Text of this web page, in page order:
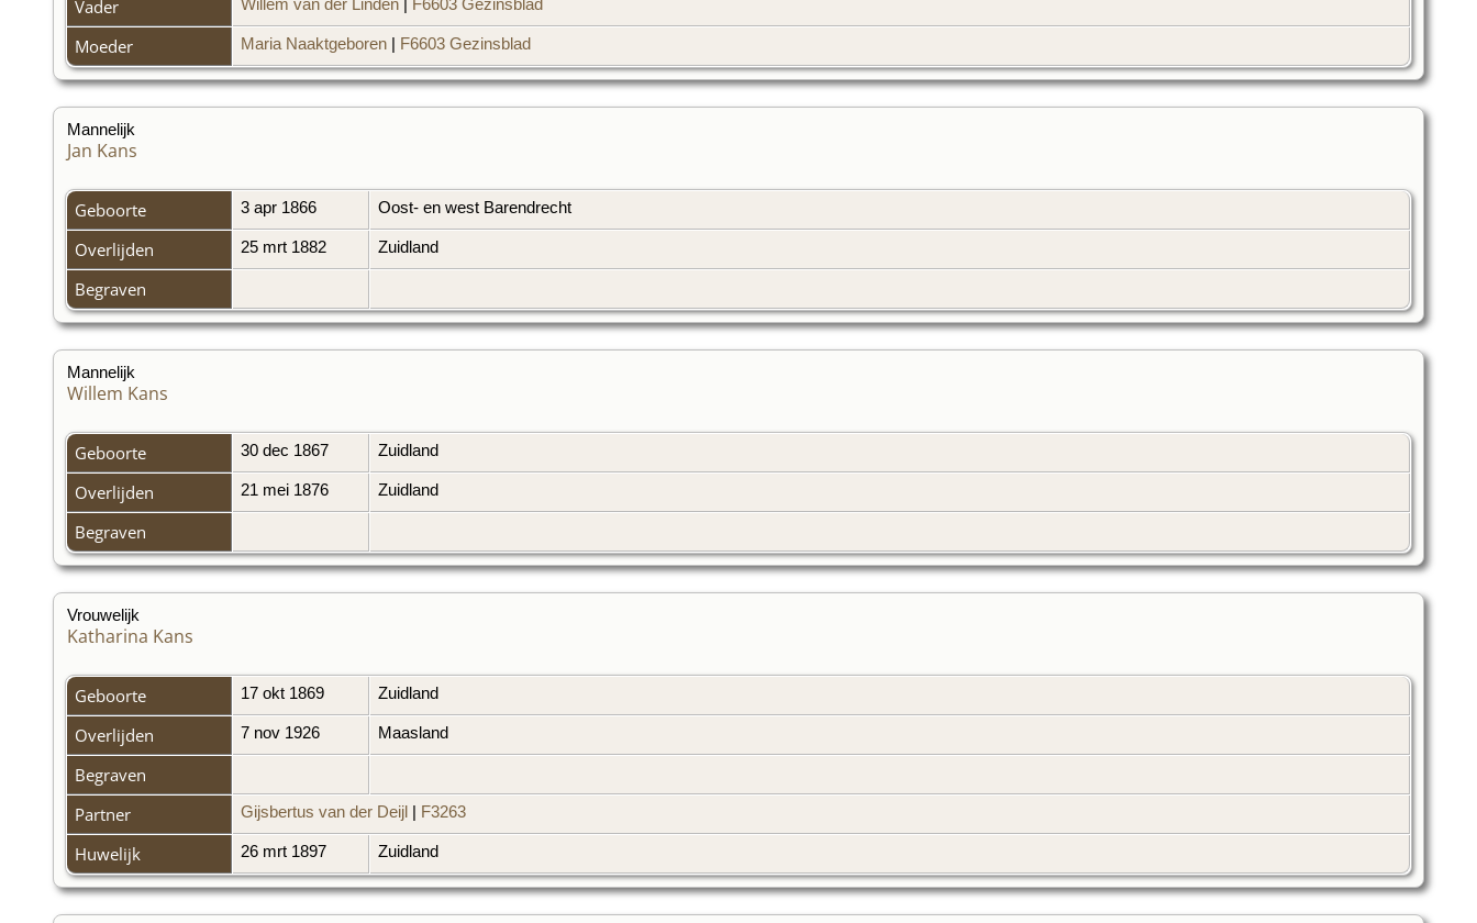
Vader Willem van der Linden | F6603 Gezinsblad
Moeder Maria Naaktgeboren | F6603 Gezinsblad
Mannelijk
Jan Kans
Geboorte 3 apr 1866 Oost- en west Barendrecht
Overlijden 25 mrt 1882 Zuidland
Begraven
Mannelijk
Willem Kans
Geboorte 30 dec 1867 Zuidland
Overlijden 21 mei 1876 Zuidland
Begraven
Vrouwelijk
Katharina Kans
Geboorte 17 okt 1869 Zuidland
Overlijden 7 nov 1926 Maasland
Begraven
Partner
Gijsbertus van der Deijl | F3263
Huwelijk 26 mrt 1897 Zuidland